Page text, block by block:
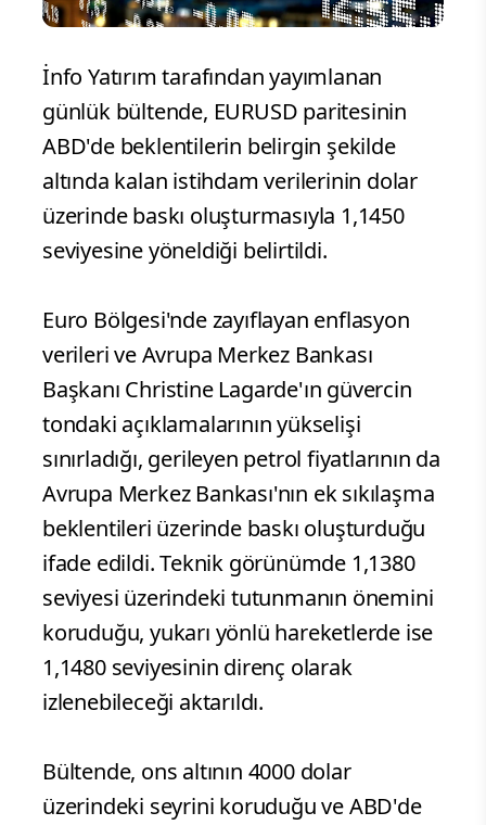
İnfo Yatırım tarafından yayımlanan
günlük bültende, EURUSD paritesinin
ABD'de beklentilerin belirgin şekilde
altında kalan istihdam verilerinin dolar
üzerinde baskı oluşturmasıyla 1,1450
seviyesine yöneldiği belirtildi.
Euro Bölgesi'nde zayıflayan enflasyon
verileri ve Avrupa Merkez Bankası
Başkanı Christine Lagarde'ın güvercin
tondaki açıklamalarının yükselişi
sınırladığı, gerileyen petrol fiyatlarının da
Avrupa Merkez Bankası'nın ek sıkılaşma
beklentileri üzerinde baskı oluşturduğu
ifade edildi. Teknik görünümde 1,1380
seviyesi üzerindeki tutunmanın önemini
koruduğu, yukarı yönlü hareketlerde ise
1,1480 seviyesinin direnç olarak
izlenebileceği aktarıldı.
Bültende, ons altının 4000 dolar
üzerindeki seyrini koruduğu ve ABD'de